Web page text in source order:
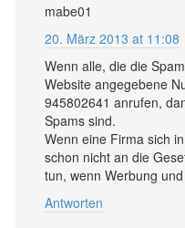
mabe01
20. März 2013 at 11:08
Wenn alle, die die
Website angegebene
945802641 anrufen,
Spams sind.
Wenn eine Firma sich
schon nicht an die
tun, wenn Werbung
Antworten